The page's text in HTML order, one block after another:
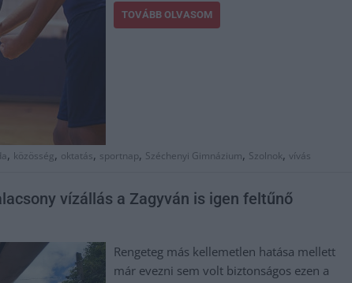
TOVÁBB OLVASOM
, közösség, oktatás, sportnap, Széchenyi Gimnázium, Szolnok, vívás
vízállás a Zagyván is igen feltűnő
Rengeteg más kellemetlen hatása mellett
már evezni sem volt biztonságos ezen a